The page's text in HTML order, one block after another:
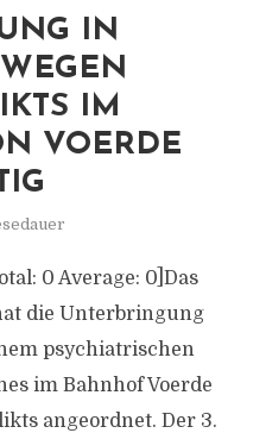
IN
IM
VOERDE
0 Average: 0]Das
die Unterbringung
psychiatrischen
im Bahnhof Voerde
angeordnet. Der 3.